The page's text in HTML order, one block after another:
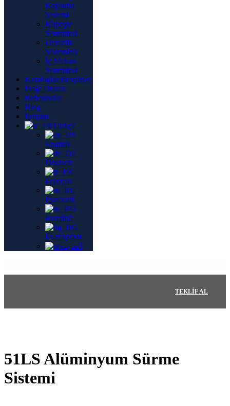
Kaplama
Sistemi
Küpeşte
Sistemleri
Denizlik
Sistemleri
İç Mekan
Sistemleri
Kataloglar/Broşürler
Proje Destek
Referanslar
Blog
İletişim
Türkçe
English
Deutsch
Français
Русский
Română
Български
العربية
TEKLIF AL
51LS Alüminyum Sürme
Sistemi